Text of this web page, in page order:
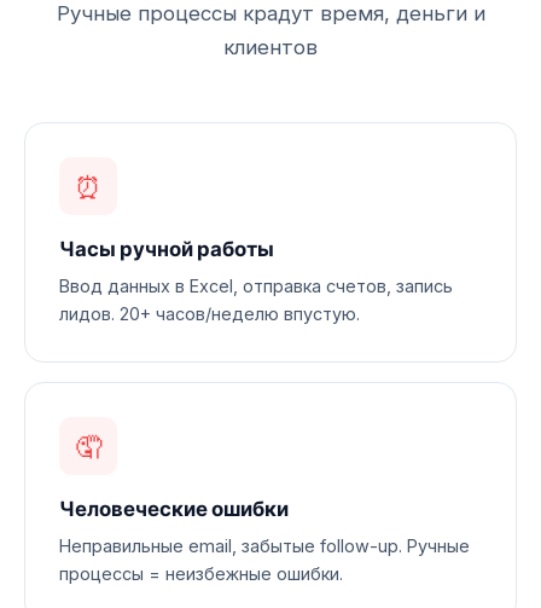
Ручные процессы крадут время, деньги и
клиентов
⏰
Часы ручной работы
Ввод данных в Excel, отправка счетов, запись
лидов. 20+ часов/неделю впустую.
🤦
Человеческие ошибки
Неправильные email, забытые follow-up. Ручные
процессы = неизбежные ошибки.